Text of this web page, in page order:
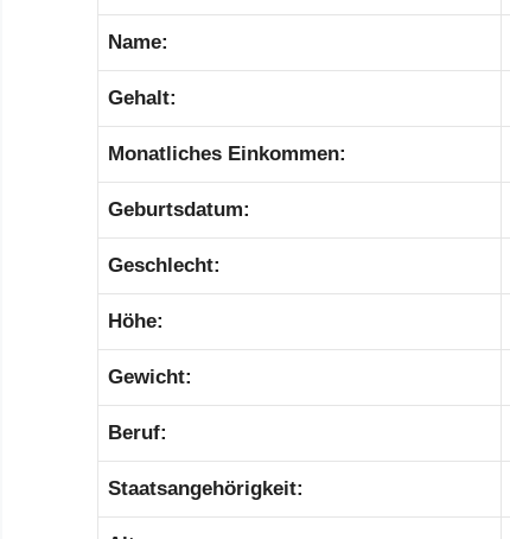
Name:
Gehalt:
Monatliches Einkommen:
Geburtsdatum:
Geschlecht:
Höhe:
Gewicht:
Beruf:
Staatsangehörigkeit: